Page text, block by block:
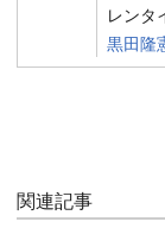
レンタ
黒田隆
関連記事